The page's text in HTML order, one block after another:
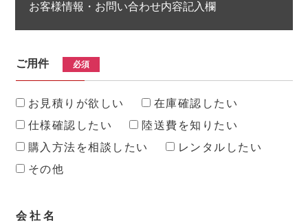
お客様情報・お問い合わせ内容記入欄
ご用件 必須
お見積りが欲しい
在庫確認したい
仕様確認したい
陸送費を知りたい
購入方法を相談したい
レンタルしたい
その他
会 社 名